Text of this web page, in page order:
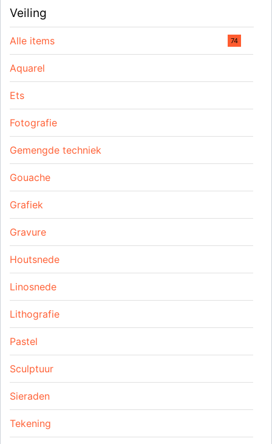
Veiling
Alle items 74
Aquarel
Ets
Fotografie
Gemengde techniek
Gouache
Grafiek
Gravure
Houtsnede
Linosnede
Lithografie
Pastel
Sculptuur
Sieraden
Tekening